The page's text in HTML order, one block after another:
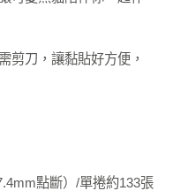
剪刀，讓黏貼好方便，
點斷）/單捲約133張